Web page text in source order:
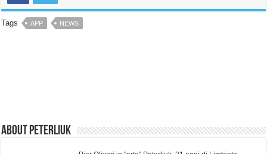
Tags APP NEWS
About Peterliuk